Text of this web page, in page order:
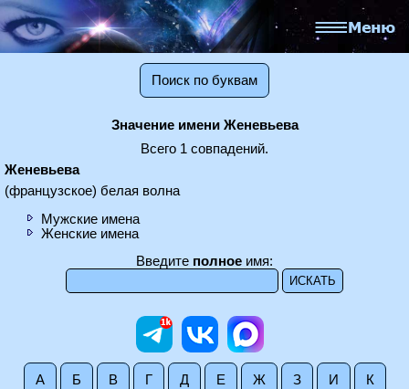
Поиск по буквам
Значение имени Женевьева
Всего 1 совпадений.
Женевьева
(французское) белая волна
Мужские имена
Женские имена
Введите полное имя:
А Б В Г Д Е Ж З И К